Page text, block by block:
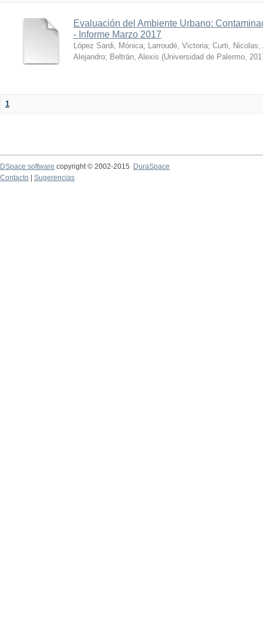
Evaluación del Ambiente Urbano:
- Informe Marzo 2017
López Sardi, Mónica; Larroudé, Victoria; Curti, Nicolas;
Alejandro; Beltrán, Alexis (Universidad de Palermo,
1
DSpace software copyright © 2002-2015
DuraSpace
Contacto
Sugerencias